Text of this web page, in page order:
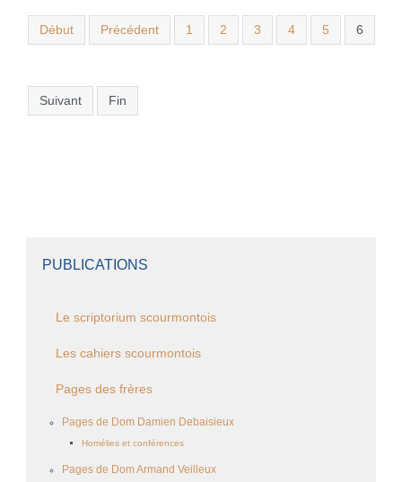
Début Précédent 1 2 3 4 5 6
Suivant Fin
PUBLICATIONS
Le scriptorium scourmontois
Les cahiers scourmontois
Pages des frères
Pages de Dom Damien Debaisieux
Homélies et conférences
Pages de Dom Armand Veilleux